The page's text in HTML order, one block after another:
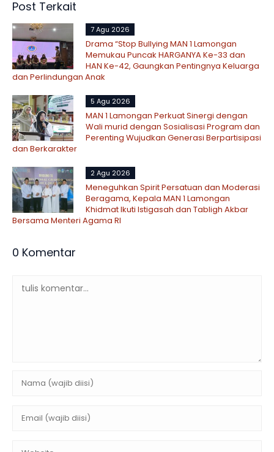
Post Terkait
7 Agu 2026
Drama “Stop Bullying MAN 1 Lamongan
Memukau Puncak HARGANYA Ke-33 dan
HAN Ke-42, Gaungkan Pentingnya Keluarga
dan Perlindungan Anak
5 Agu 2026
MAN 1 Lamongan Perkuat Sinergi dengan
Wali murid dengan Sosialisasi Program dan
Perenting Wujudkan Generasi Berpartisipasi
dan Berkarakter
2 Agu 2026
Meneguhkan Spirit Persatuan dan Moderasi
Beragama, Kepala MAN 1 Lamongan
Khidmat Ikuti Istigasah dan Tabligh Akbar
Bersama Menteri Agama RI
0 Komentar